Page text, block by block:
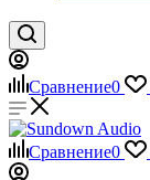
Сравнение0
Сравнение0